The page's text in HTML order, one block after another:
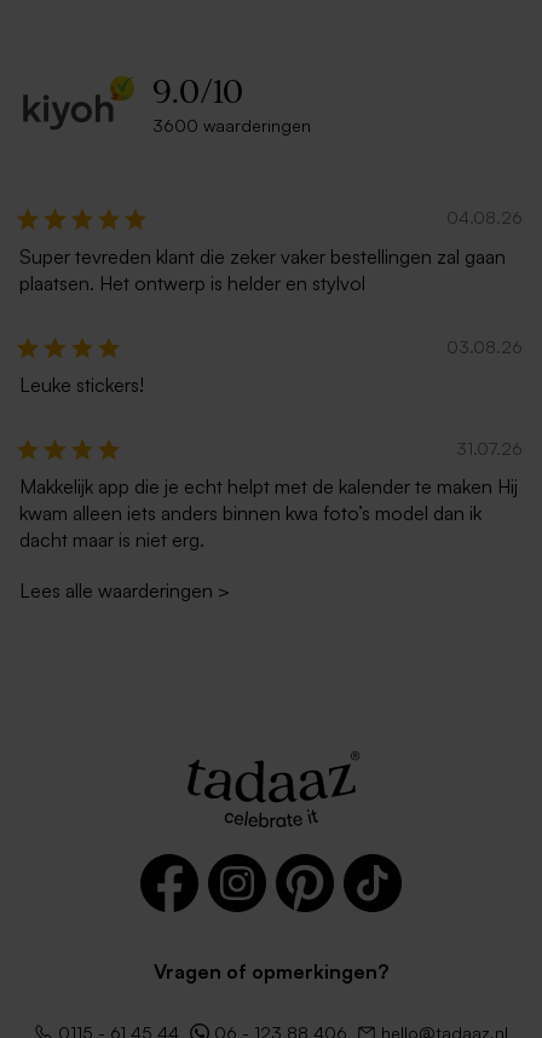
9.0/10
3600 waarderingen
04.08.26
Super tevreden klant die zeker vaker bestellingen zal gaan
plaatsen. Het ontwerp is helder en stylvol
03.08.26
Leuke stickers!
31.07.26
Makkelijk app die je echt helpt met de kalender te maken Hij
kwam alleen iets anders binnen kwa foto’s model dan ik
dacht maar is niet erg.
Lees alle waarderingen >
Vragen of opmerkingen?
0115 - 61 45 44 06 - 123 88 406 hello@tadaaz.nl